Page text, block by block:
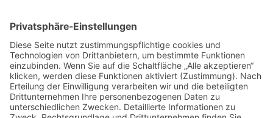
Ausflug nach Havanna